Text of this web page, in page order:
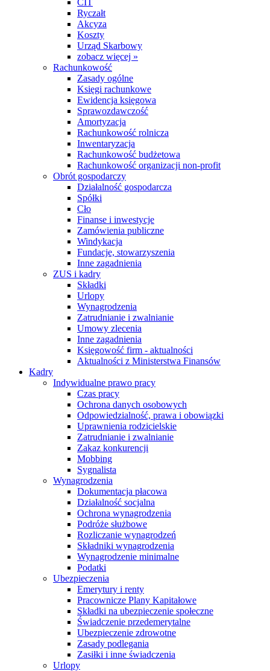
CIT
Ryczałt
Akcyza
Koszty
Urząd Skarbowy
zobacz więcej »
Rachunkowość
Zasady ogólne
Księgi rachunkowe
Ewidencja księgowa
Sprawozdawczość
Amortyzacja
Rachunkowość rolnicza
Inwentaryzacja
Rachunkowość budżetowa
Rachunkowość organizacji non-profit
Obrót gospodarczy
Działalność gospodarcza
Spółki
Cło
Finanse i inwestycje
Zamówienia publiczne
Windykacja
Fundacje, stowarzyszenia
Inne zagadnienia
ZUS i kadry
Składki
Urlopy
Wynagrodzenia
Zatrudnianie i zwalnianie
Umowy zlecenia
Inne zagadnienia
Księgowość firm - aktualności
Aktualności z Ministerstwa Finansów
Kadry
Indywidualne prawo pracy
Czas pracy
Ochrona danych osobowych
Odpowiedzialność, prawa i obowiązki
Uprawnienia rodzicielskie
Zatrudnianie i zwalnianie
Zakaz konkurencji
Mobbing
Sygnalista
Wynagrodzenia
Dokumentacja płacowa
Działalność socjalna
Ochrona wynagrodzenia
Podróże służbowe
Rozliczanie wynagrodzeń
Składniki wynagrodzenia
Wynagrodzenie minimalne
Podatki
Ubezpieczenia
Emerytury i renty
Pracownicze Plany Kapitałowe
Składki na ubezpieczenie społeczne
Świadczenie przedemerytalne
Ubezpieczenie zdrowotne
Zasady podlegania
Zasiłki i inne świadczenia
Urlopy